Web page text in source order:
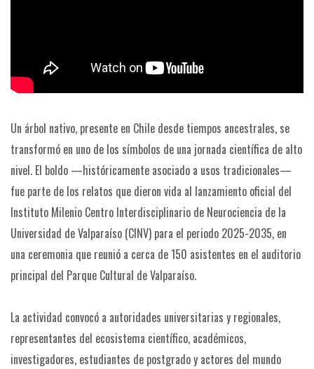
Un árbol nativo, presente en Chile desde tiempos ancestrales, se
transformó en uno de los símbolos de una jornada científica de alto
nivel. El boldo —históricamente asociado a usos tradicionales—
fue parte de los relatos que dieron vida al lanzamiento oficial del
Instituto Milenio Centro Interdisciplinario de Neurociencia de la
Universidad de Valparaíso (CINV) para el periodo 2025-2035, en
una ceremonia que reunió a cerca de 150 asistentes en el auditorio
principal del Parque Cultural de Valparaíso.
La actividad convocó a autoridades universitarias y regionales,
representantes del ecosistema científico, académicos,
investigadores, estudiantes de postgrado y actores del mundo